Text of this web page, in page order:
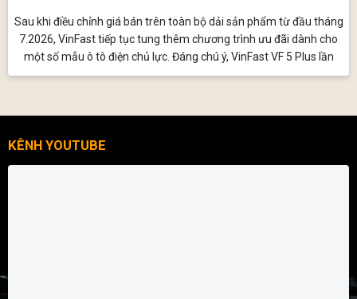
Sau khi điều chỉnh giá bán trên toàn bộ dải sản phẩm từ đầu tháng
7.2026, VinFast tiếp tục tung thêm chương trình ưu đãi dành cho
một số mẫu ô tô điện chủ lực. Đáng chú ý, VinFast VF 5 Plus lần
đầu tiên về sát mốc 470 triệu đồng, thấp nhất kể từ khi mẫu xe này
KÊNH YOUTUBE